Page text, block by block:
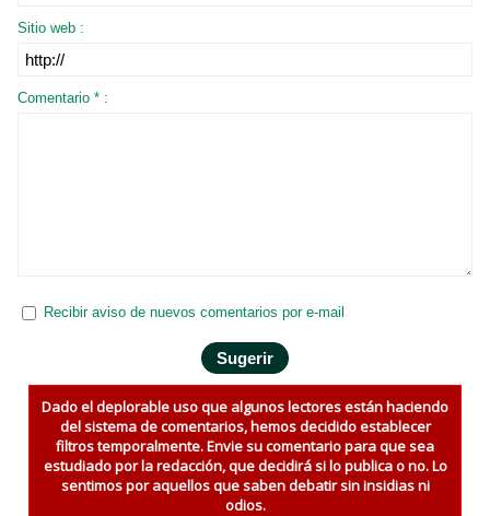
Sitio web :
Comentario * :
Recibir aviso de nuevos comentarios por e-mail
Dado el deplorable uso que algunos lectores están haciendo
del sistema de comentarios, hemos decidido establecer
filtros temporalmente. Envie su comentario para que sea
estudiado por la redacción, que decidirá si lo publica o no. Lo
sentimos por aquellos que saben debatir sin insidias ni
odios.